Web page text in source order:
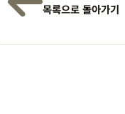
목록으로 돌아가기